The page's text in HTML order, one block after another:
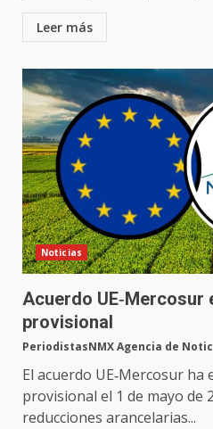
Leer más
Noticias
Acuerdo UE‑Mercosur
provisional
PeriodistasNMX Agencia de
El acuerdo UE‑Mercosur
provisional el 1 de mayo de
reducciones arancelarias...